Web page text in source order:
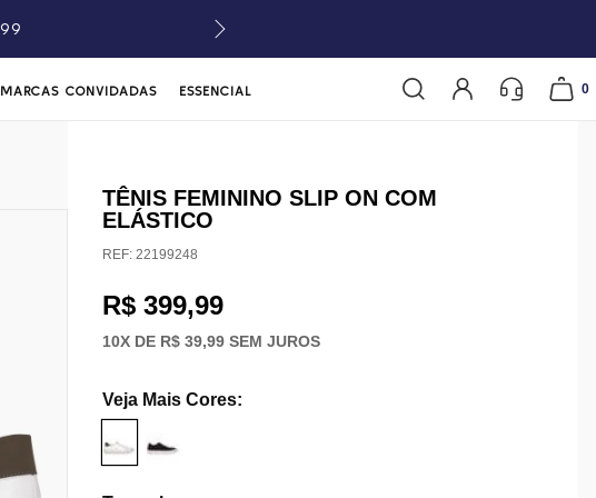
MARCAS CONVIDADAS ESSENCIAL 0
TÊNIS FEMININO SLIP ON COM
ELÁSTICO
REF: 22199248
R$ 399,99
10X DE R$ 39,99SEM JUROS
Veja Mais Cores: